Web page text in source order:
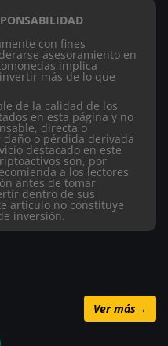
con fines
asesoramiento en
implica
más de lo que
de la calidad de los
en esta página y no
directa o
o pérdida derivada
destacado en este
son, por
a los lectores
antes de tomar
dentro de sus
artículo no constituye
inversión.
Ver más→